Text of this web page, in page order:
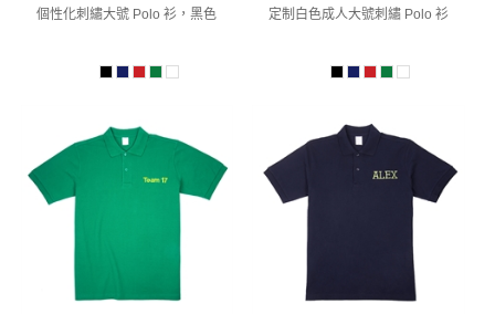
個性化刺繡大號 Polo 衫，黑色 定制白色成人大號刺繡 Polo 衫